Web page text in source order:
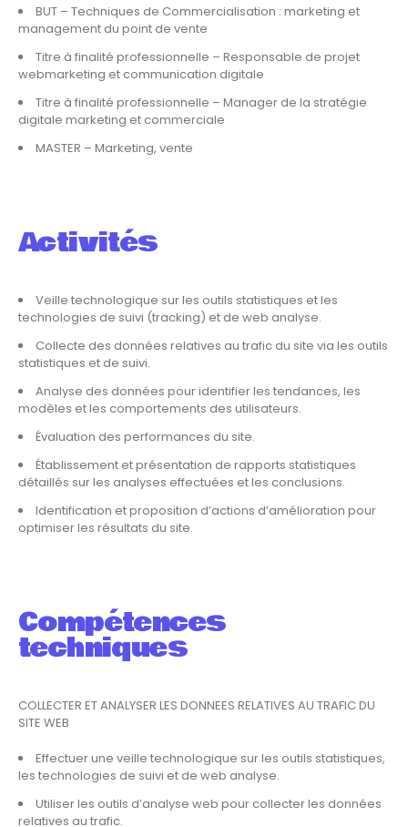
BUT – Techniques de Commercialisation : marketing et
management du point de vente
Titre à finalité professionnelle – Responsable de projet
webmarketing et communication digitale
Titre à finalité professionnelle – Manager de la stratégie
digitale marketing et commerciale
MASTER – Marketing, vente
Activités
Veille technologique sur les outils statistiques et les
technologies de suivi (tracking) et de web analyse.
Collecte des données relatives au trafic du site via les outils
statistiques et de suivi.
Analyse des données pour identifier les tendances, les
modèles et les comportements des utilisateurs.
Évaluation des performances du site.
Établissement et présentation de rapports statistiques
détaillés sur les analyses effectuées et les conclusions.
Identification et proposition d’actions d’amélioration pour
optimiser les résultats du site.
Compétences
techniques
COLLECTER ET ANALYSER LES DONNEES RELATIVES AU TRAFIC DU
SITE WEB
Effectuer une veille technologique sur les outils statistiques,
les technologies de suivi et de web analyse.
Utiliser les outils d’analyse web pour collecter les données
relatives au trafic.